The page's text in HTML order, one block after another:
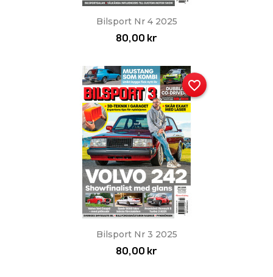
Bilsport Nr 4 2025
80,00 kr
Bilsport Nr 3 2025
80,00 kr
favorite_border